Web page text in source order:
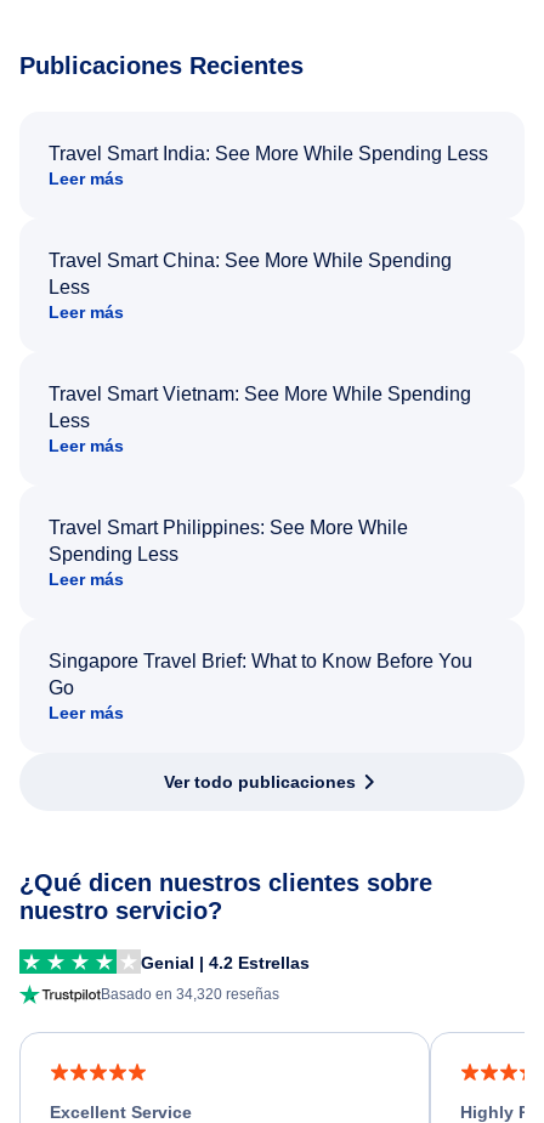
Publicaciones Recientes
Travel Smart India: See More While Spending Less
Leer más
Travel Smart China: See More While Spending
Less
Leer más
Travel Smart Vietnam: See More While Spending
Less
Leer más
Travel Smart Philippines: See More While
Spending Less
Leer más
Singapore Travel Brief: What to Know Before You
Go
Leer más
Ver todo publicaciones
¿Qué dicen nuestros clientes sobre
nuestro servicio?
Genial | 4.2 Estrellas
Basado en 34,320 reseñas
Excellent Service
Highly